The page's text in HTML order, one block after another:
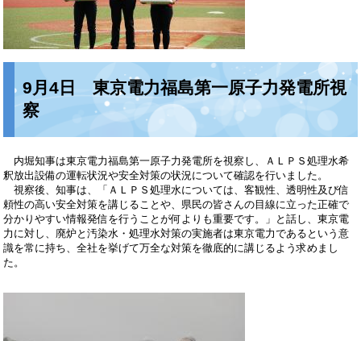
9月4日 東京電力福島第一原子力発電所視
察
内堀知事は東京電力福島第一原子力発電所を視察し、ＡＬＰＳ処理水希
釈放出設備の運転状況や安全対策の状況について確認を行いました。
視察後、知事は、「ＡＬＰＳ処理水については、客観性、透明性及び信
頼性の高い安全対策を講じることや、県民の皆さんの目線に立った正確で
分かりやすい情報発信を行うことが何よりも重要です。」と話し、東京電
力に対し、廃炉と汚染水・処理水対策の実施者は東京電力であるという意
識を常に持ち、全社を挙げて万全な対策を徹底的に講じるよう求めまし
た。